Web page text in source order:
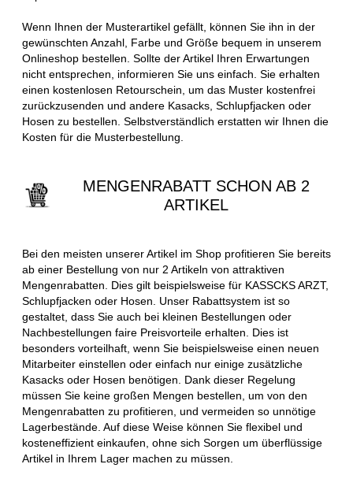
Wenn Ihnen der Musterartikel gefällt, können Sie ihn in der
gewünschten Anzahl, Farbe und Größe bequem in unserem
Onlineshop bestellen. Sollte der Artikel Ihren Erwartungen
nicht entsprechen, informieren Sie uns einfach. Sie erhalten
einen kostenlosen Retourschein, um das Muster kostenfrei
zurückzusenden und andere Kasacks, Schlupfjacken oder
Hosen zu bestellen. Selbstverständlich erstatten wir Ihnen die
Kosten für die Musterbestellung.
MENGENRABATT SCHON AB 2
ARTIKEL
Bei den meisten unserer Artikel im Shop profitieren Sie bereits
ab einer Bestellung von nur 2 Artikeln von attraktiven
Mengenrabatten. Dies gilt beispielsweise für KASSCKS ARZT,
Schlupfjacken oder Hosen. Unser Rabattsystem ist so
gestaltet, dass Sie auch bei kleinen Bestellungen oder
Nachbestellungen faire Preisvorteile erhalten. Dies ist
besonders vorteilhaft, wenn Sie beispielsweise einen neuen
Mitarbeiter einstellen oder einfach nur einige zusätzliche
Kasacks oder Hosen benötigen. Dank dieser Regelung
müssen Sie keine großen Mengen bestellen, um von den
Mengenrabatten zu profitieren, und vermeiden so unnötige
Lagerbestände. Auf diese Weise können Sie flexibel und
kosteneffizient einkaufen, ohne sich Sorgen um überflüssige
Artikel in Ihrem Lager machen zu müssen.